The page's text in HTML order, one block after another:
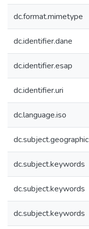
dc.format.mimetype
dc.identifier.dane
dc.identifier.esap
dc.identifier.uri
dc.language.iso
dc.subject.geographic
dc.subject.keywords
dc.subject.keywords
dc.subject.keywords